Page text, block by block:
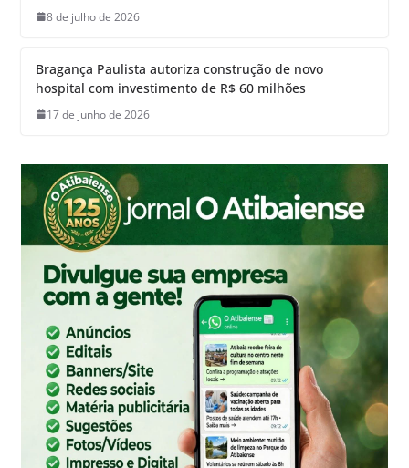
8 de julho de 2026
Bragança Paulista autoriza construção de novo
hospital com investimento de R$ 60 milhões
17 de junho de 2026